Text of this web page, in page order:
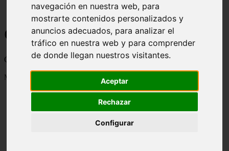
navegación en nuestra web, para
mostrarte contenidos personalizados y
anuncios adecuados, para analizar el
tráfico en nuestra web y para comprender
de donde llegan nuestros visitantes.
Aceptar
Rechazar
Configurar
Curiosidades y Sabias que
Cosas curiosas, curiosidades, noticias impactantes y mucho mas
Mostrando 1 - 24 de 2838 artículos